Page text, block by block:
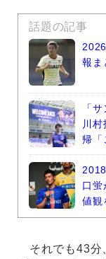
話題の記事
報ま
「
川村
帰「
口蛍
値観
それでも43分